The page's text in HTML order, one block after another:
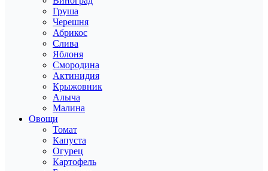
Груша
Черешня
Абрикос
Слива
Яблоня
Смородина
Актинидия
Крыжовник
Алыча
Малина
Овощи
Томат
Капуста
Огурец
Картофель